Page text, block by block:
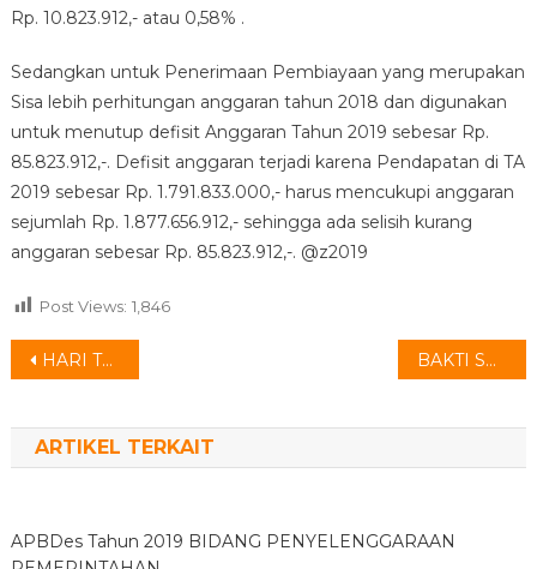
Rp. 10.823.912,- atau 0,58% .
Sedangkan untuk Penerimaan Pembiayaan yang merupakan
Sisa lebih perhitungan anggaran tahun 2018 dan digunakan
untuk menutup defisit Anggaran Tahun 2019 sebesar Rp.
85.823.912,-. Defisit anggaran terjadi karena Pendapatan di TA
2019 sebesar Rp. 1.791.833.000,- harus mencukupi anggaran
sejumlah Rp. 1.877.656.912,- sehingga ada selisih kurang
anggaran sebesar Rp. 85.823.912,-. @z2019
Post Views: 1,846
Navigasi
HARI TB SEDUNIA 24 MARET BAKTI SOSIAL KARANG TARUNA DESA KLAMPOK
ARTIKEL TERKAIT
APBDes Tahun 2019 BIDANG PENYELENGGARAAN